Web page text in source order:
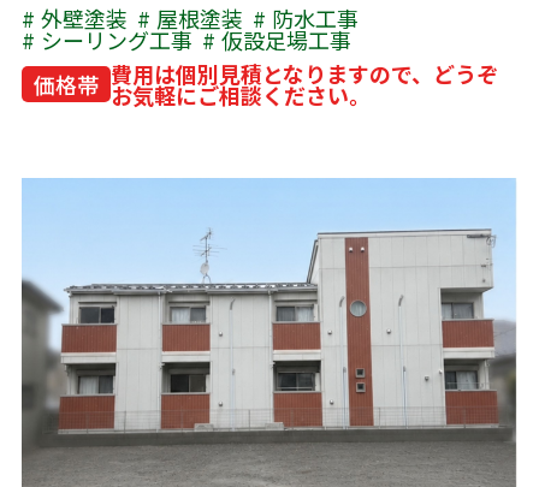
外壁塗装 屋根塗装 防水工事
シーリング工事
仮設足場工事
価格帯 費用は個別見積となりますので、どうぞ
お気軽にご相談ください。